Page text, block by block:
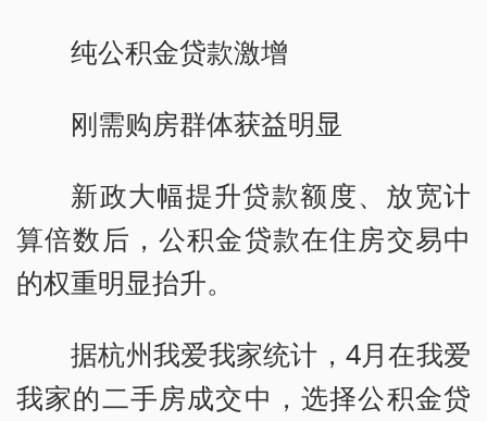
纯公积金贷款激增
刚需购房群体获益明显
新政大幅提升贷款额度、放宽计
算倍数后，公积金贷款在住房交易中
的权重明显抬升。
据杭州我爱我家统计，4月在我爱
我家的二手房成交中，选择公积金贷